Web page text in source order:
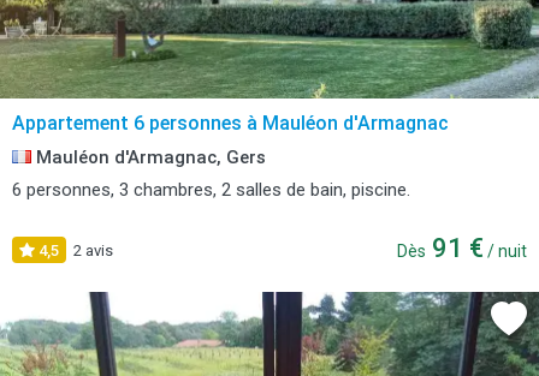
Appartement 6 personnes à Mauléon d'Armagnac
Mauléon d'Armagnac, Gers
6 personnes, 3 chambres, 2 salles de bain, piscine.
4,5 2 avis Dès 91 € / nuit